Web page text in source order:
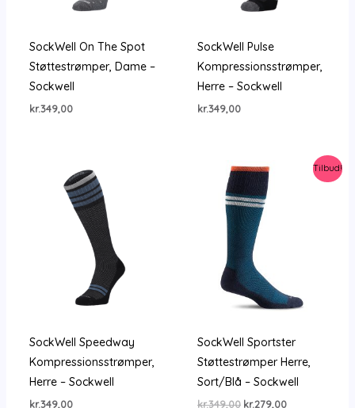
SockWell On The Spot
Støttestrømper, Dame –
Sockwell
kr.349,00
SockWell Pulse
Kompressionsstrømper,
Herre – Sockwell
kr.349,00
SockWell Speedway
Kompressionsstrømper,
Herre – Sockwell
kr.349,00
Tilbud!
SockWell Sportster
Støttestrømper Herre,
Sort/Blå – Sockwell
kr.349,00 Den
kr.279,00Den